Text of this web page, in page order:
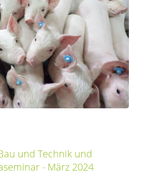
und Technik und
- März 2024